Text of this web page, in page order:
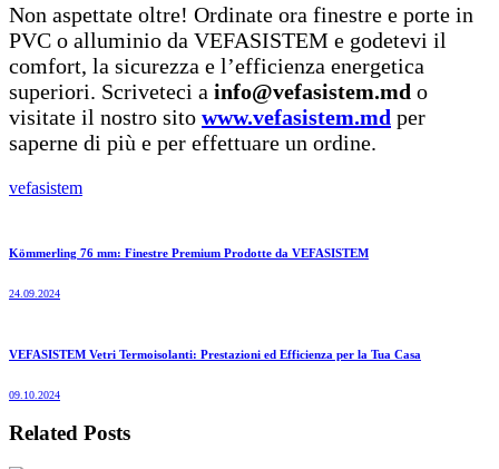
Non aspettate oltre! Ordinate ora finestre e porte in
PVC o alluminio da VEFASISTEM e godetevi il
comfort, la sicurezza e l’efficienza energetica
superiori. Scriveteci a info@vefasistem.md o
visitate il nostro sito www.vefasistem.md per
saperne di più e per effettuare un ordine.
vefasistem
Kömmerling 76 mm: Finestre Premium Prodotte da VEFASISTEM
24.09.2024
VEFASISTEM Vetri Termoisolanti: Prestazioni ed Efficienza per la Tua Casa
09.10.2024
Related Posts